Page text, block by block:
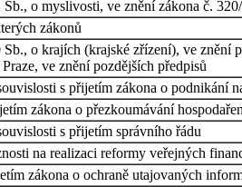
o myslivosti, ve znění zákona č.
zákonů
o krajích (krajské zřízení), ve
ve znění pozdějších předpisů
s přijetím zákona o podnikání
zákona o přezkoumávání
s přijetím správního řádu
na realizaci reformy veřejných
zákona o ochraně utajovaných